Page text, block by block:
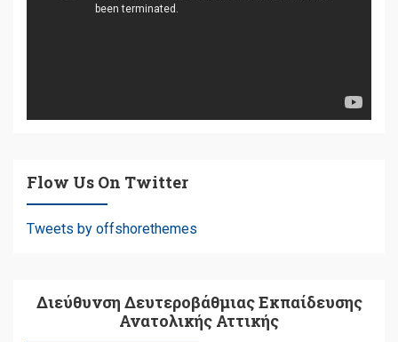
Flow Us On Twitter
Tweets by offshorethemes
Διεύθυνση Δευτεροβάθμιας Εκπαίδευσης
Ανατολικής Αττικής